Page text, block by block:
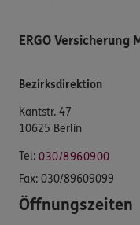
ERGO Versicherung
Bezirksdirektion
Kantstr. 47
10625 Berlin
Tel: 030/8960900
Fax: 030/89609099
Öffnungszeiten